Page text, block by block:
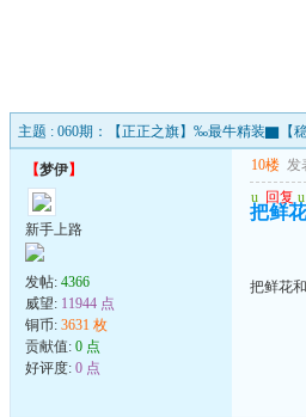
主题 : 060期：【正正之旗】‰最牛精装▇【
【梦伊】
新手上路
发帖: 4366
威望: 11944 点
铜币: 3631 枚
贡献值: 0 点
好评度: 0 点
10楼 发
u 回复 u
把鲜
把鲜花